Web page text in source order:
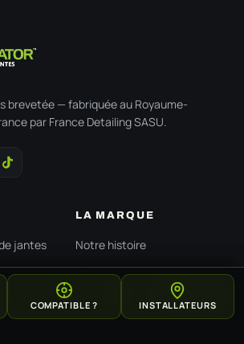
Ma position
brevetée — fabriquée au Royaume-
par France Detailing SASU.
jantes
LA MARQUE
Notre histoire
Installateurs certifiés
Devenir installateur pro
COMPATIBLE ? INSTALLATEURS